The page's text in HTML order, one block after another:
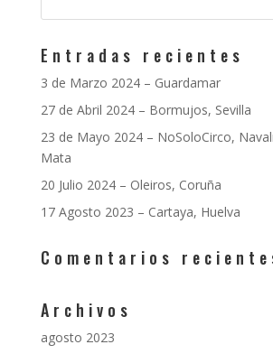
Entradas recientes
3 de Marzo 2024 – Guardamar
27 de Abril 2024 – Bormujos, Sevilla
23 de Mayo 2024 – NoSoloCirco,
Mata
20 Julio 2024 – Oleiros, Coruña
17 Agosto 2023 – Cartaya, Huelva
Comentarios
Archivos
agosto 2023